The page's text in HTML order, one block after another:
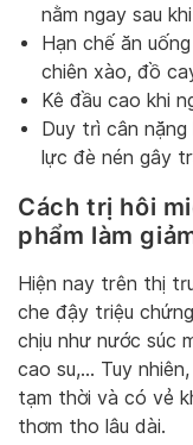
nằm ngay sau
Hạn chế ăn
chiên xào, đồ
Kê đầu cao khi
Duy trì cân
lực đè nén gây
Cách trị hôi
phẩm làm
Hiện nay trên thị
che đậy triệu
chịu như nước súc
cao su,… Tuy
tạm thời và có vẻ
thơm tho lâu dài.